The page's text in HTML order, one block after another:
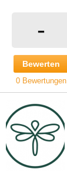
-
Bewerten
0 Bewertungen